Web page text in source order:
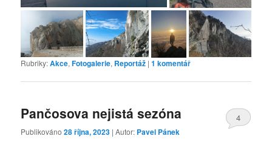
Rubriky:Akce,Fotogalerie, Reportáž |1 komentář
Pančosova nejistá sezóna
Publikováno28 října, 2023 | Autor: Pavel Pánek
4